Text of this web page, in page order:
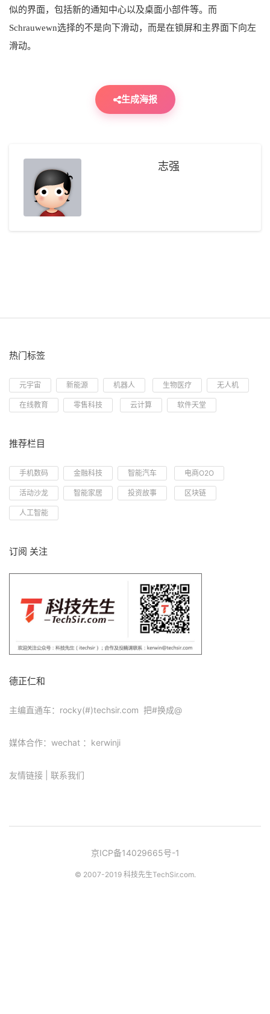
似的界面，包括新的通知中心以及桌面小部件等。而
Schrauwewn选择的不是向下滑动，而是在锁屏和主界面下向左
滑动。
生成海报
志强
热门标签
元宇宙 新能源 机器人 生物医疗 无人机
在线教育 零售科技 云计算 软件天堂
推荐栏目
手机数码 金融科技 智能汽车 电商O2O
活动沙龙 智能家居 投资故事 区块链
人工智能
订阅 关注
德正仁和
主编直通车：rocky(#)techsir.com 把#换成@
媒体合作：wechat ：kerwinji
友情链接 联系我们
京ICP备14029665号-1
© 2007-2019 科技先生TechSir.com.